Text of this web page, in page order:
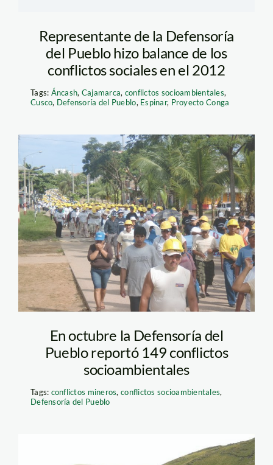
Representante de la Defensoría
del Pueblo hizo balance de los
conflictos sociales en el 2012
Tags: Áncash, Cajamarca, conflictos socioambientales,
Cusco, Defensoría del Pueblo, Espinar, Proyecto Conga
En octubre la Defensoría del
Pueblo reportó 149 conflictos
socioambientales
Tags: conflictos mineros,conflictos socioambientales,
Defensoría del Pueblo